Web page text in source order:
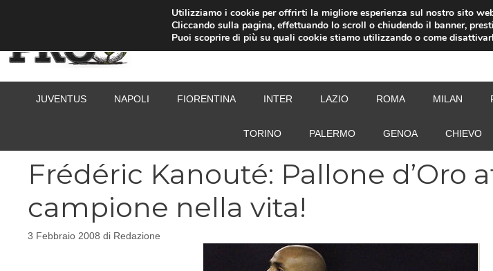
JUVENTUS NAPOLI FIORENTINA INTER LAZIO ROMA MILAN
TORINO PALERMO GENOA CHIEVO
Frédéric Kanouté: Pallone d’Oro
campione nella vita!
3 Febbraio 2008 di Redazione
Utilizziamo i cookie per offrirti la migliore esperienza sul nostro sito
Cliccando sulla pagina, effettuando lo scroll o chiudendo il banner,
Puoi scoprire di più su quali cookie stiamo utilizzando o come